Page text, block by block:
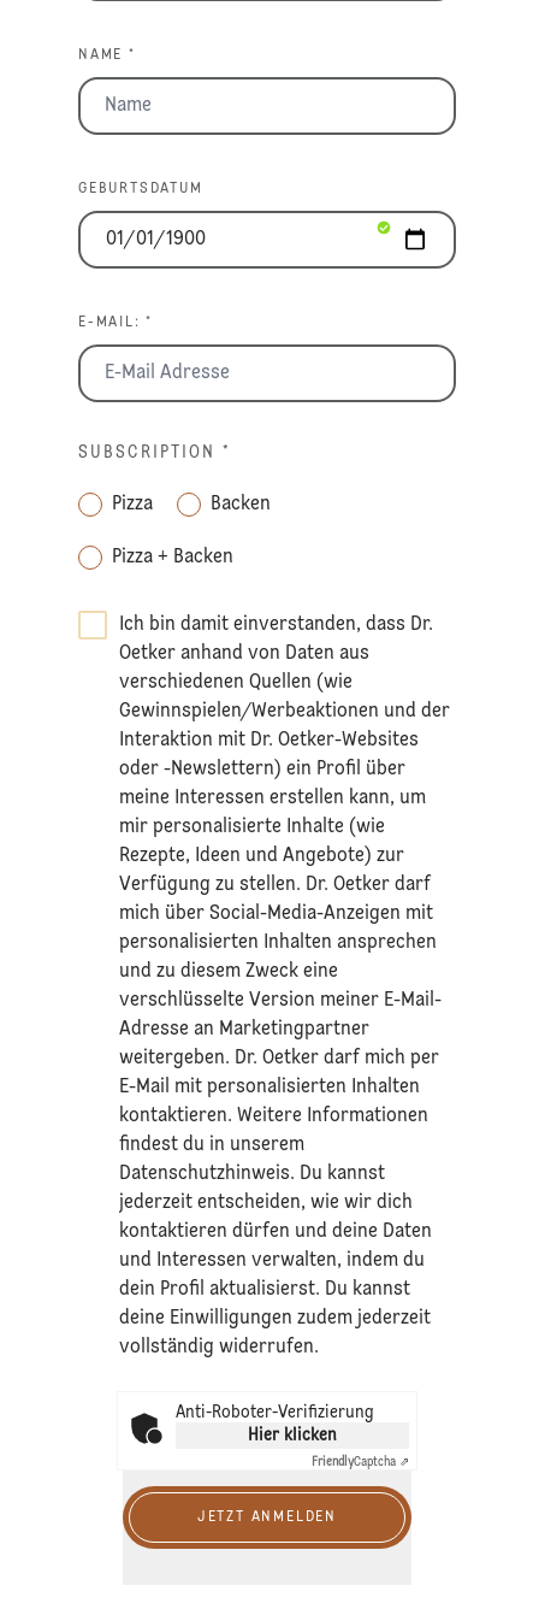
NAME *
GEBURTSDATUM
E-MAIL: *
SUBSCRIPTION *
Pizza Backen
Pizza + Backen
Ich bin damit einverstanden, dass Dr.
Oetker anhand von Daten aus
verschiedenen Quellen (wie
Gewinnspielen/Werbeaktionen und der
Interaktion mit Dr. Oetker-Websites
oder -Newslettern) ein Profil über
meine Interessen erstellen kann, um
mir personalisierte Inhalte (wie
Rezepte, Ideen und Angebote) zur
Verfügung zu stellen. Dr. Oetker darf
mich über Social-Media-Anzeigen mit
personalisierten Inhalten ansprechen
und zu diesem Zweck eine
verschlüsselte Version meiner E-Mail-
Adresse an Marketingpartner
weitergeben. Dr. Oetker darf mich per
E-Mail mit personalisierten Inhalten
kontaktieren. Weitere Informationen
findest du in unserem
Datenschutzhinweis. Du kannst
jederzeit entscheiden, wie wir dich
kontaktieren dürfen und deine Daten
und Interessen verwalten, indem du
dein Profil aktualisierst. Du kannst
deine Einwilligungen zudem jederzeit
vollständig widerrufen.
Anti-Roboter-Verifizierung
Hier klicken
FriendlyCaptcha ⇗
JETZT ANMELDEN